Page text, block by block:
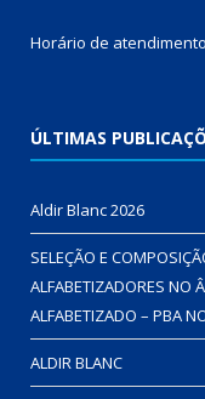
Horário de
ÚLTIMAS
Aldir Blanc 2026
SELEÇÃO E
ALFABETIZADORES NO
ALFABETIZADO – PBA
ALDIR BLANC